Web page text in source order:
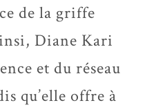
de la griffe
Diane Kari
et du réseau
qu’elle offre à